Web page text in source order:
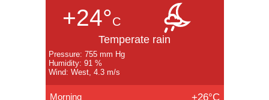
+24°C
Temperate rain
Pressure: 755 mm Hg
Humidity: 91 %
Wind: West, 4.3 m/s
Morning +26°C